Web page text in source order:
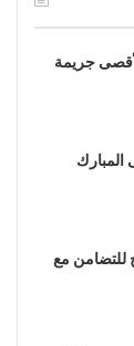
جريمة
المبارك
للتضامن مع